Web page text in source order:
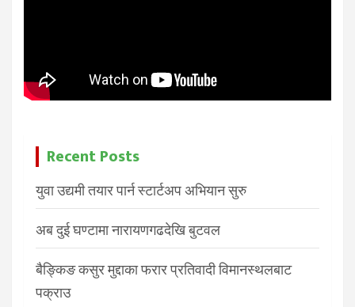
Recent Posts
युवा उद्यमी तयार पार्न स्टार्टअप अभियान सुरु
अब दुई घण्टामा नारायणगढदेखि बुटवल
बैङ्किङ कसुर मुद्दाका फरार प्रतिवादी विमानस्थलबाट
पक्राउ